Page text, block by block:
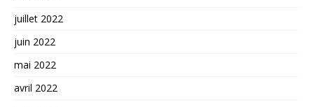
juillet 2022
juin 2022
mai 2022
avril 2022